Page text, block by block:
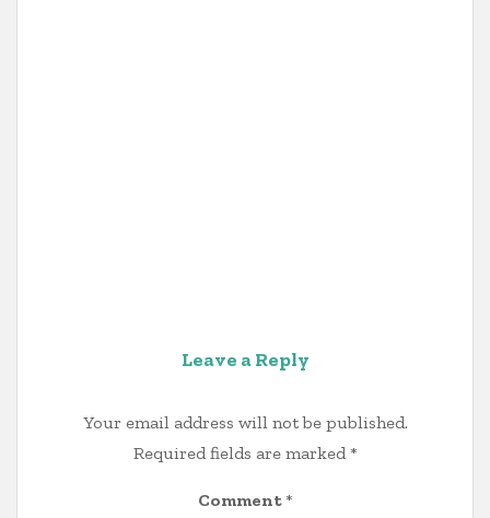
Leave a Reply
Your email address will not be published.
Required fields are marked *
Comment *